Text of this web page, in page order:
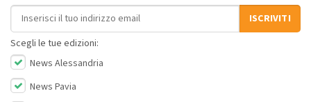
Indirizzo email
ISCRIVITI
Scegli le tue edizioni:
News Alessandria
News Pavia